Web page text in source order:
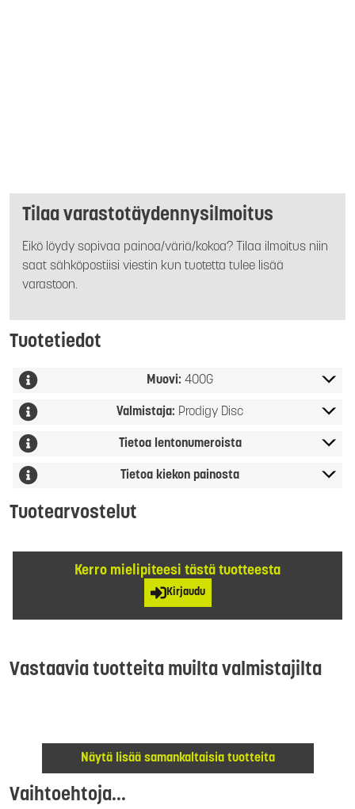
Tilaa varastotäydennysilmoitus
Eikö löydy sopivaa painoa/väriä/kokoa? Tilaa ilmoitus niin
saat sähköpostiisi viestin kun tuotetta tulee lisää
varastoon.
Tuotetiedot
Muovi: 400G
Valmistaja: Prodigy Disc
Tietoa lentonumeroista
Tietoa kiekon painosta
Tuotearvostelut
Kerro mielipiteesi tästä tuotteesta
Kirjaudu
Vastaavia tuotteita muilta valmistajilta
Näytä lisää samankaltaisia tuotteita
Vaihtoehtoja...